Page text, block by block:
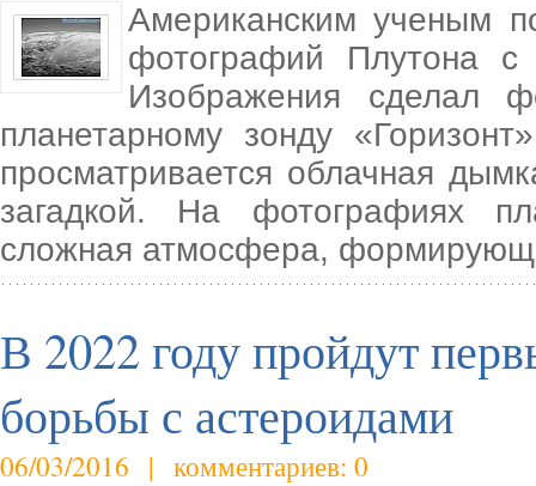
Американским ученым
фотографий Плутона с
Изображения сделал
планетарному зонду
просматривается облачная
загадкой. На фотографиях
сложная атмосфера,
В 2022 году пройдут
борьбы с астероидами
06/03/2016 | комментариев: 0